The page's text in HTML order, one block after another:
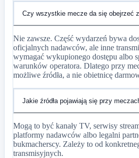
Czy wszystkie mecze da się obejrzeć
Nie zawsze. Część wydarzeń bywa
oficjalnych nadawców, ale inne
wymagać wykupionego dostępu albo
warunków operatora. Dlatego przy
możliwe źródła, a nie obietnicę
Jakie źródła pojawiają się przy
Mogą to być kanały TV, serwisy
platformy nadawców albo legalni
bukmacherscy. Zależy to od
transmisyjnych.